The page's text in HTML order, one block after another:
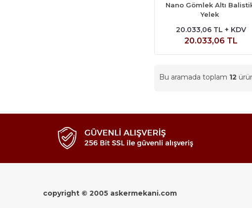
Nano Gömlek Altı
Yelek
20.033,06 TL + KDV
20.033,06 TL
Bu aramada toplam 12
copyright © 2005 askermekani.com